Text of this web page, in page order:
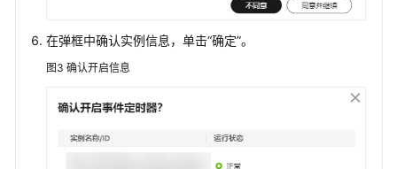
数
据
库
数
在弹框中确认实例信息，单击“确定”。
图3 确认开启信息